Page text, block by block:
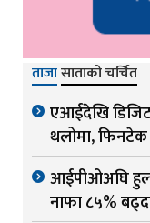
ताजासाताको चर्चित
एआईदेखि
थलोमा,
आईपीओअघि
नाफा ८५%